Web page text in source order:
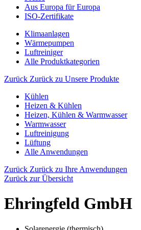
Aus Europa für Europa
ISO-Zertifikate
Klimaanlagen
Wärmepumpen
Luftreiniger
Alle Produktkategorien
Zurück Zurück zu Unsere Produkte
Kühlen
Heizen & Kühlen
Heizen, Kühlen & Warmwasser
Warmwasser
Luftreinigung
Lüftung
Alle Anwendungen
Zurück Zurück zu Ihre Anwendungen
Zurück zur Übersicht
Ehringfeld GmbH